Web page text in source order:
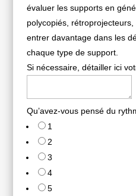
évaluer les supports en
polycopiés,
entrer davantage dans les
chaque type de support.
Si nécessaire, détailler ici
Qu’avez-vous pensé du
1
2
3
4
5